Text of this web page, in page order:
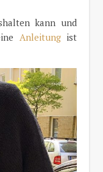
kann und
Anleitung ist